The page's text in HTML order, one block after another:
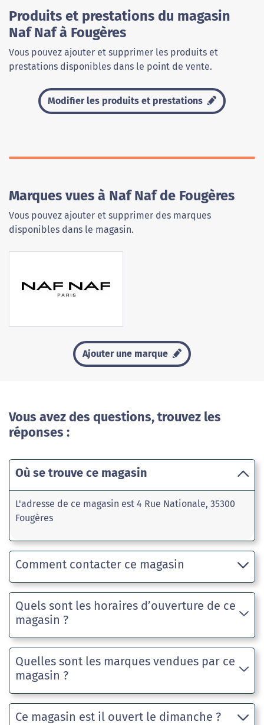
Produits et prestations du magasin
Naf Naf à Fougères
Vous pouvez ajouter et supprimer les produits et
prestations disponibles dans le point de vente.
Modifier les produits et prestations
Marques vues à Naf Naf de Fougères
Vous pouvez ajouter et supprimer des marques
disponibles dans le magasin.
Ajouter une marque
Vous avez des questions, trouvez les
réponses :
Où se trouve ce magasin
L'adresse de ce magasin est 4 Rue Nationale, 35300
Fougères
Comment contacter ce magasin
Quels sont les horaires d’ouverture de ce
magasin ?
Quelles sont les marques vendues par ce
magasin ?
Ce magasin est il ouvert le dimanche ?